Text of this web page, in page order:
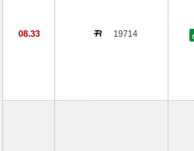
08.33 19714